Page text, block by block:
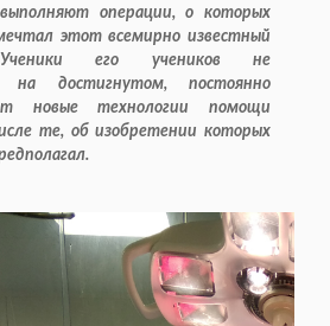
операции, о которых
этот всемирно известный
Ученики его учеников не
на достигнутом, постоянно
новые технологии помощи
те, об изобретении которых